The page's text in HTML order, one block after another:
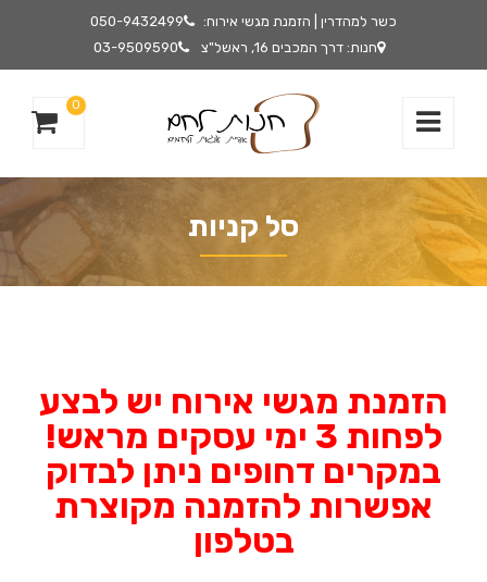
כשר למהדרין | הזמנת מגשי אירוח:
050-9432499
חנות: דרך המכבים 16, ראשל"צ
03-9509590
0
סל קניות
הזמנת מגשי אירוח יש לבצע
לפחות 3 ימי עסקים מראש!
במקרים דחופים ניתן לבדוק
אפשרות להזמנה מקוצרת
בטלפון